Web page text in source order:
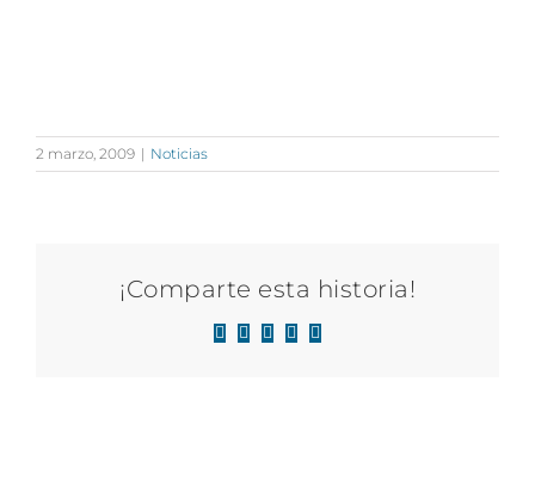
2 marzo, 2009 | Noticias
¡Comparte esta historia!
Facebook
X LinkedIn
WhatsApp
Correo